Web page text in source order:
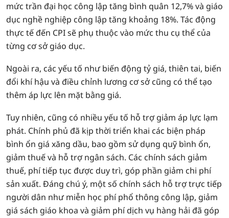
mức trần đại học công lập tăng bình quân 12,7% và giáo
dục nghề nghiệp công lập tăng khoảng 18%. Tác động
thực tế đến CPI sẽ phụ thuộc vào mức thu cụ thể của
từng cơ sở giáo dục.
Ngoài ra, các yếu tố như biến động tỷ giá, thiên tai, biến
đổi khí hậu và điều chỉnh lương cơ sở cũng có thể tạo
thêm áp lực lên mặt bằng giá.
Tuy nhiên, cũng có nhiều yếu tố hỗ trợ giảm áp lực lạm
phát. Chính phủ đã kịp thời triển khai các biện pháp
bình ổn giá xăng dầu, bao gồm sử dụng quỹ bình ổn,
giảm thuế và hỗ trợ ngân sách. Các chính sách giảm
thuế, phí tiếp tục được duy trì, góp phần giảm chi phí
sản xuất. Đáng chú ý, một số chính sách hỗ trợ trực tiếp
người dân như miễn học phí phổ thông công lập, giảm
giá sách giáo khoa và giảm phí dịch vụ hàng hải đã góp